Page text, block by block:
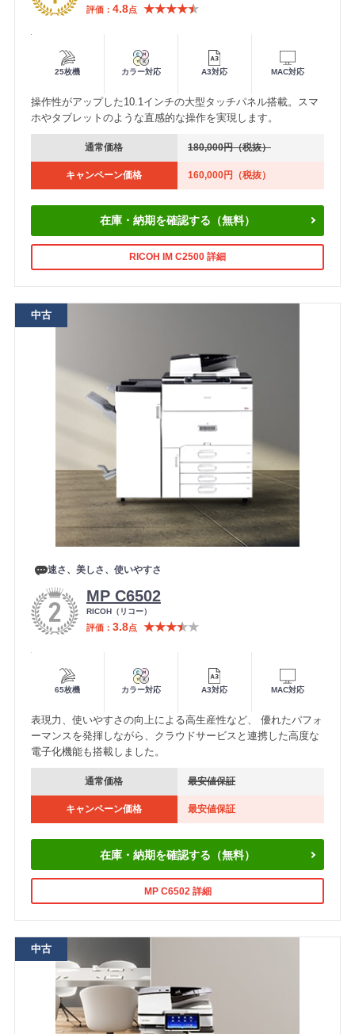
ー
評価 4.8点 ★★★★★
便利機能
25枚機 カラー対応 A3対応 MAC対応
通常価格 180,000円（税抜）
キャンペーン価格 160,000円（税抜）
操作性がアップした10.1インチの大型タッチパネル搭載。スマ
ホやタブレットのような直感的な操作を実現します。
在庫・納期を確認する（無料）
RICOH IM C2500 詳細
MP C6502
メ
ー
RICOH（リコー）
評価 3.8点 ★★★★★
速さ、美しさ、使いやすさ
便利機能
65枚機 カラー対応 A3対応 MAC対応
通常価格 最安値保証
キャンペーン価格 最安値保証
表現力、使いやすさの向上による高生産性など、 優れたパフォ
ーマンスを発揮しながら、クラウドサービスと連携した高度な
電子化機能も搭載しました。
在庫・納期を確認する（無料）
MP C6502 詳細
中古
中古